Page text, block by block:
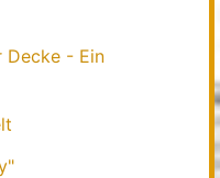
Decke - Ein